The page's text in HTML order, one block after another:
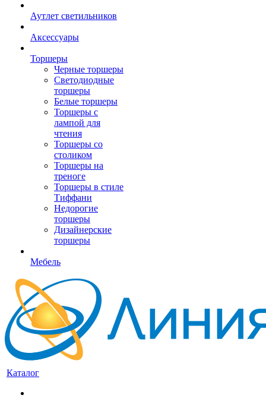
Аутлет светильников
Аксессуары
Торшеры
Черные торшеры
Светодиодные
торшеры
Белые торшеры
Торшеры с
лампой для
чтения
Торшеры со
столиком
Торшеры на
треноге
Торшеры в стиле
Тиффани
Недорогие
торшеры
Дизайнерские
торшеры
Мебель
Каталог